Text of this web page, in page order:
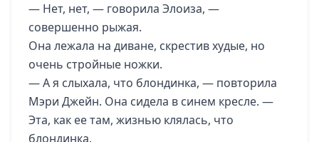
— Нет, нет, — говорила Элоиза, —
совершенно рыжая.
Она лежала на диване, скрестив худые, но
очень стройные ножки.
— А я слыхала, что блондинка, — повторила
Мэри Джейн. Она сидела в синем кресле. —
Эта, как ее там, жизнью клялась, что
блондинка.